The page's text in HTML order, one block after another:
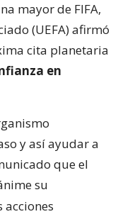
mayor de FIFA,
(UEFA) afirmó
cita planetaria
en
y así ayudar a
que el
su